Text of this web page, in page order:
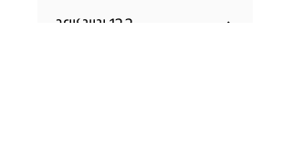
સ્વાધ્યાય 12.2